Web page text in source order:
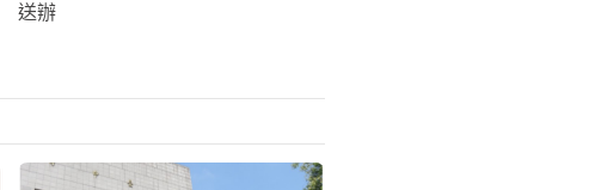
送辦